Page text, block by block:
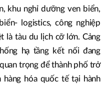
khu nghỉ dưỡng ven biển,
logistics, công nghiệp
là tàu du lịch cỡ lớn. Cảng
hạ tầng kết nối đang
trọng để thành phố trở
hóa quốc tế tại hành